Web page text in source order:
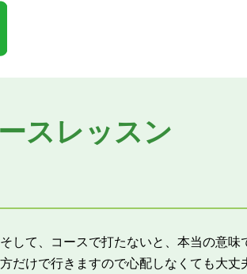
スレッスン
して、コースで打たないと、本当の意味
だけで行きますので心配しなくても大丈